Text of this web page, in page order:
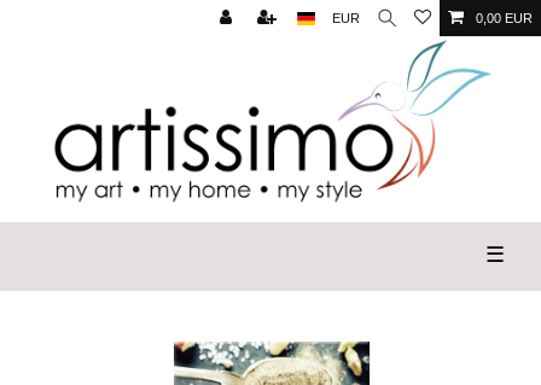
EUR 0,00 EUR
☰